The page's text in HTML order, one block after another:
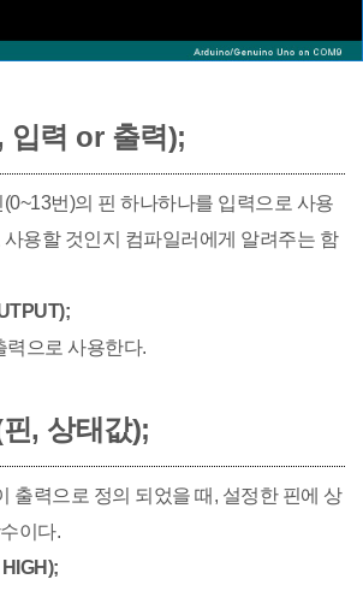
력 or 출력);
번)의 핀 하나하나를 입력으로 사용
용할 것인지 컴파일러에게 알려주는 함
력으로 사용한다.
, 상태값);
출력으로 정의 되었을 때, 설정한 핀에 상
이다.